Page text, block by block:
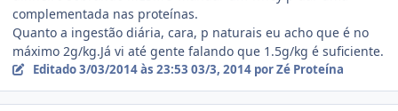
complementada nas proteínas.
Quanto a ingestão diária, cara, p naturais eu acho que é no
máximo 2g/kg.Já vi até gente falando que 1.5g/kg é suficiente.
Editado3/03/2014 às 23:53 03/3, 2014 por Zé Proteína